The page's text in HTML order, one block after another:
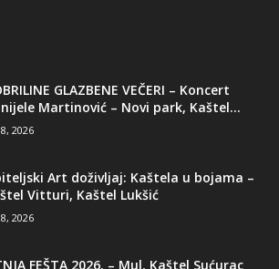
GLAZBENE VEČERI – Koncert
Martinović – Novi park, Kaštel...
2026
Art doživljaj: Kaštela u bojama –
Vitturi, Kaštel Lukšić
2026
FEŠTA 2026. – Mul, Kaštel Sućurac